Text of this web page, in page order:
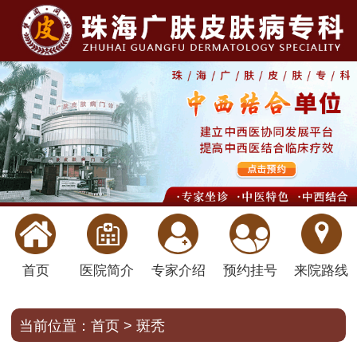
首页 医院简介 专家介绍 预约挂号 来院路线
当前位置： 首页 > 斑秃